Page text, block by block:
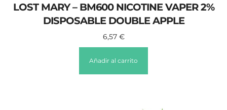
LOST MARY – BM600 NICOTINE VAPER 2%
DISPOSABLE DOUBLE APPLE
6,57 €
Añadir al carrito